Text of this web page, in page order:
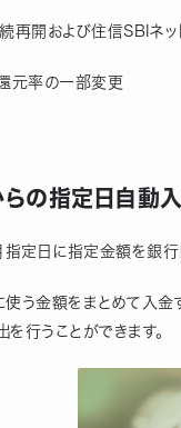
再開および住信SBIネ
元率の一部変更
の指定日自動入
定日に指定金額を銀行
う金額をまとめて入金
行うことができます。